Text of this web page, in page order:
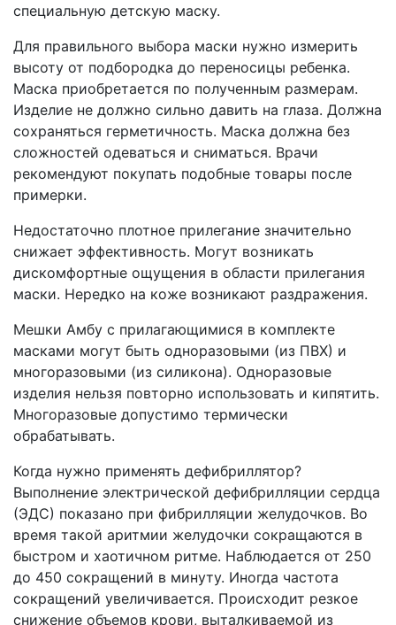
специальную детскую маску.
Для правильного выбора маски нужно измерить
высоту от подбородка до переносицы ребенка.
Маска приобретается по полученным размерам.
Изделие не должно сильно давить на глаза. Должна
сохраняться герметичность. Маска должна без
сложностей одеваться и сниматься. Врачи
рекомендуют покупать подобные товары после
примерки.
Недостаточно плотное прилегание значительно
снижает эффективность. Могут возникать
дискомфортные ощущения в области прилегания
маски. Нередко на коже возникают раздражения.
Мешки Амбу с прилагающимися в комплекте
масками могут быть одноразовыми (из ПВХ) и
многоразовыми (из силикона). Одноразовые
изделия нельзя повторно использовать и кипятить.
Многоразовые допустимо термически
обрабатывать.
Когда нужно применять дефибриллятор?
Выполнение электрической дефибрилляции сердца
(ЭДС) показано при фибрилляции желудочков. Во
время такой аритмии желудочки сокращаются в
быстром и хаотичном ритме. Наблюдается от 250
до 450 сокращений в минуту. Иногда частота
сокращений увеличивается. Происходит резкое
снижение объемов крови, выталкиваемой из